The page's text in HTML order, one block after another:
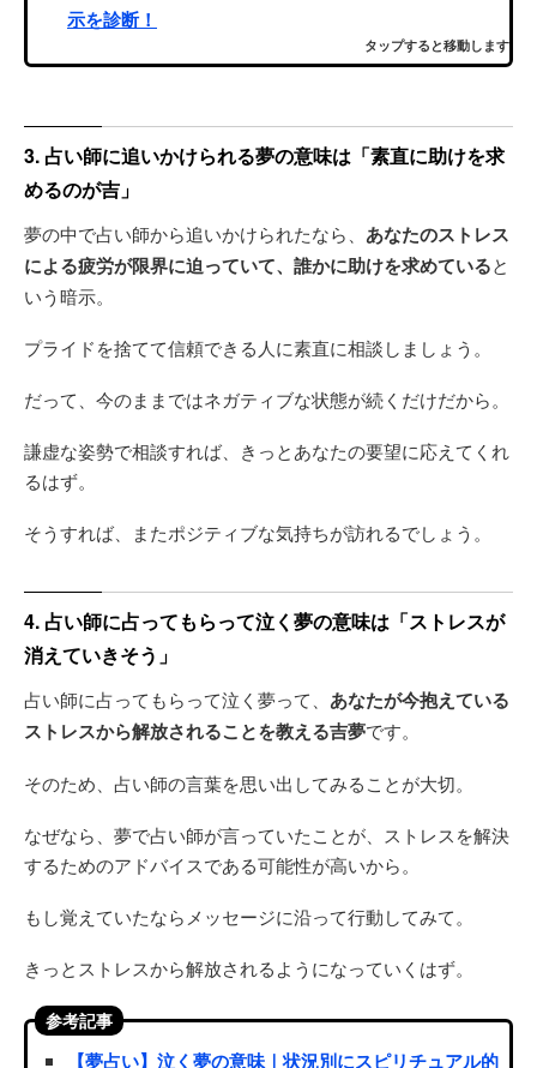
示を診断！
タップすると移動します
3. 占い師に追いかけられる夢の意味は「素直に助けを求
めるのが吉」
夢の中で占い師から追いかけられたなら、 あなたのストレス
による疲労が限界に迫っていて、誰かに助けを求めていると
いう暗示。
プライドを捨てて信頼できる人に素直に相談しましょう。
だって、今のままではネガティブな状態が続くだけだから。
謙虚な姿勢で相談すれば、きっとあなたの要望に応えてくれ
るはず。
そうすれば、またポジティブな気持ちが訪れるでしょう。
4. 占い師に占ってもらって泣く夢の意味は「ストレスが
消えていきそう」
占い師に占ってもらって泣く夢って、 あなたが今抱えている
ストレスから解放されることを教える吉夢です。
そのため、占い師の言葉を思い出してみることが大切。
なぜなら、夢で占い師が言っていたことが、ストレスを解決
するためのアドバイスである可能性が高いから。
もし覚えていたならメッセージに沿って行動してみて。
きっとストレスから解放されるようになっていくはず。
参考記事
【夢占い】泣く夢の意味｜状況別にスピリチュアル的